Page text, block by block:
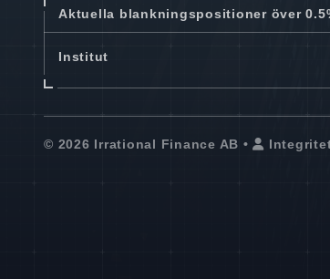
Aktuella blankningspositioner över
Institut
© 2026 Irrational Finance AB •